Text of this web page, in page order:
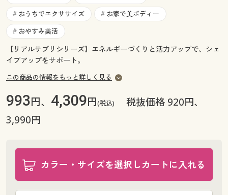
お気に入り
サポート
ご利用ガイド
サポート
ご利用ガイド
よくある質問とお問い合わせ
# おうちでエクササイズ # お家で美ボディー
# おやすみ美活
【リアルサプリシリーズ】エネルギーづくりと活力アップで、シェ
イプアップをサポート。
この商品の情報をもっと詳しく見る
993円、 4,309円(税込)
税抜価格 920円、
3,990円
カラー・サイズを選択しカートに入れる